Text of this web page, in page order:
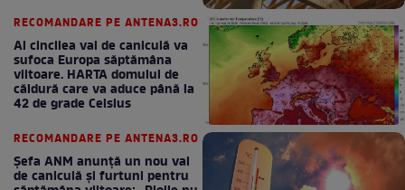
RECOMANDARE PE ANTENA3.RO
Al cincilea val de caniculă va
sufoca Europa săptămâna
viitoare. HARTA domului de
căldură care va aduce până la
42 de grade Celsius
RECOMANDARE PE ANTENA3.RO
Șefa ANM anunță un nou val
de caniculă și furtuni pentru